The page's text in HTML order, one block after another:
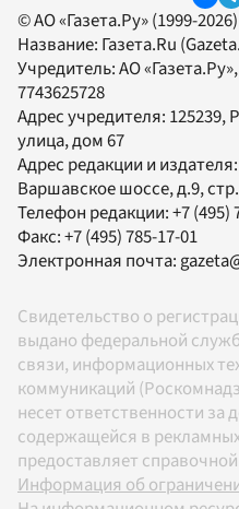
© АО «Газета.Ру» (1999-
Название: Газета.Ru
Учредитель:АО «Газета.Ру»
7743625728
Адрес учредителя: 125239,
улица, дом 67
Адрес редакции и издателя:
Варшавское шоссе, д.9,
Телефон редакции:+7 (495)
Факс:+7 (495) 785-17-01
Электронная почта:
Свидетельство о
выдано федеральной
связи, информационных
коммуникаций
несет ответственности
содержащейся в
предоставляет
Информация об